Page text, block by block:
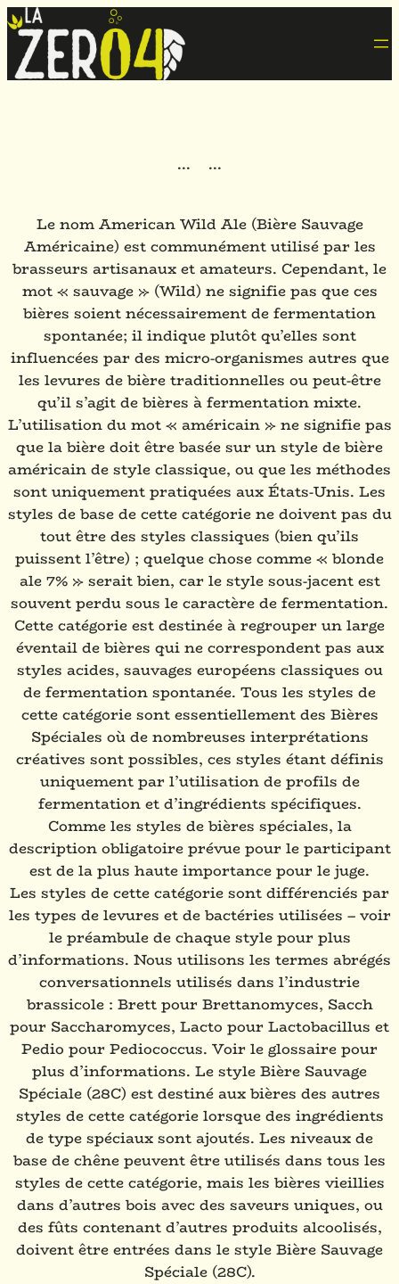
··· ···
Le nom American Wild Ale (Bière Sauvage
Américaine) est communément utilisé par les
brasseurs artisanaux et amateurs. Cependant, le
mot « sauvage » (Wild) ne signifie pas que ces
bières soient nécessairement de fermentation
spontanée; il indique plutôt qu’elles sont
influencées par des micro-organismes autres que
les levures de bière traditionnelles ou peut-être
qu’il s’agit de bières à fermentation mixte.
L’utilisation du mot « américain » ne signifie pas
que la bière doit être basée sur un style de bière
américain de style classique, ou que les méthodes
sont uniquement pratiquées aux États-Unis. Les
styles de base de cette catégorie ne doivent pas du
tout être des styles classiques (bien qu’ils
puissent l’être) ; quelque chose comme « blonde
ale 7% » serait bien, car le style sous-jacent est
souvent perdu sous le caractère de fermentation.
Cette catégorie est destinée à regrouper un large
éventail de bières qui ne correspondent pas aux
styles acides, sauvages européens classiques ou
de fermentation spontanée. Tous les styles de
cette catégorie sont essentiellement des Bières
Spéciales où de nombreuses interprétations
créatives sont possibles, ces styles étant définis
uniquement par l’utilisation de profils de
fermentation et d’ingrédients spécifiques.
Comme les styles de bières spéciales, la
description obligatoire prévue pour le participant
est de la plus haute importance pour le juge.
Les styles de cette catégorie sont différenciés par
les types de levures et de bactéries utilisées – voir
le préambule de chaque style pour plus
d’informations. Nous utilisons les termes abrégés
conversationnels utilisés dans l’industrie
brassicole : Brett pour Brettanomyces, Sacch
pour Saccharomyces, Lacto pour Lactobacillus et
Pedio pour Pediococcus. Voir le glossaire pour
plus d’informations. Le style Bière Sauvage
Spéciale (28C) est destiné aux bières des autres
styles de cette catégorie lorsque des ingrédients
de type spéciaux sont ajoutés. Les niveaux de
base de chêne peuvent être utilisés dans tous les
styles de cette catégorie, mais les bières vieillies
dans d’autres bois avec des saveurs uniques, ou
des fûts contenant d’autres produits alcoolisés,
doivent être entrées dans le style Bière Sauvage
Spéciale (28C).